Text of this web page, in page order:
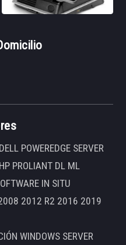
POWEREDGE SERVER
PROLIANT DL ML
IN SITU
2008 2012 R2 2016 2019
WINDOWS SERVER